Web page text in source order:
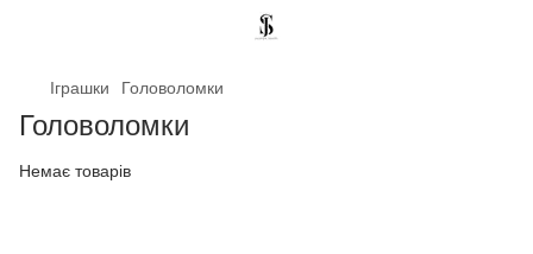
Іграшки Головоломки
Головоломки
Немає товарів